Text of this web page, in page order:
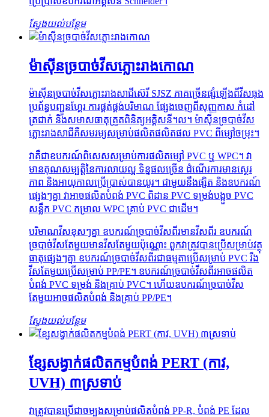
ស្វែងយល់បន្ថែម
ម៉ាស៊ីនច្របាច់វីសភ្លោះរាងកោណ
ម៉ាស៊ីនច្របាច់វីសភ្លោះរាងសាជីស៊េរី SJSZ ភាគច្រើនផ្សំឡើងពីវីសធុង
ប្រព័ន្ធបញ្ជូនហ្គែរ ការផ្គត់ផ្គង់បរិមាណ ផ្សែងចេញពីសុញ្ញកាស កំដៅ
ត្រជាក់ និងសមាសធាតុត្រួតពិនិត្យអគ្គិសនី។ល។ ម៉ាស៊ីនច្របាច់វីស
ភ្លោះរាងសាជីគឺសមរម្យសម្រាប់ផលិតផលិតផល PVC ពីម្សៅចម្រុះ។
វាគឺជាឧបករណ៍ពិសេសសម្រាប់ការផលិតម្សៅ PVC ឬ WPC។ វា
មានគុណសម្បត្តិនៃការលាយល្អ ទិន្នផលច្រើន ដំណើរការមានស្ថេរ
ភាព និងអាយុកាលប្រើប្រាស់បានយូរ។ ជាមួយនឹងផ្សិត និងឧបករណ៍
ផ្សេងៗគ្នា វាអាចផលិតបំពង់ PVC ពិដាន PVC ទម្រង់បង្អួច PVC
សន្លឹក PVC កម្រាល WPC គ្រាប់ PVC ជាដើម។
បរិមាណវីសខុសៗគ្នា ឧបករណ៍ច្របាច់វីសពីរមានវីសពីរ ឧបករណ៍
ច្របាច់វីសតែមួយមានវីសតែមួយប៉ុណ្ណោះ ពួកវាត្រូវបានប្រើសម្រាប់វត្ថុ
ធាតុផ្សេងៗគ្នា ឧបករណ៍ច្របាច់វីសពីរជាធម្មតាប្រើសម្រាប់ PVC រឹង
វីសតែមួយប្រើសម្រាប់ PP/PE។ ឧបករណ៍ច្របាច់វីសពីរអាចផលិត
បំពង់ PVC ទម្រង់ និងគ្រាប់ PVC។ ហើយឧបករណ៍ច្របាច់វីស
តែមួយអាចផលិតបំពង់ និងគ្រាប់ PP/PE។
ស្វែងយល់បន្ថែម
ខ្សែសង្វាក់ផលិតកម្មបំពង់ PERT (កាវ,
UVH) ៣ស្រទាប់
វាត្រូវបានប្រើជាចម្បងសម្រាប់ផលិតបំពង់ PP-R, បំពង់ PE ដែល